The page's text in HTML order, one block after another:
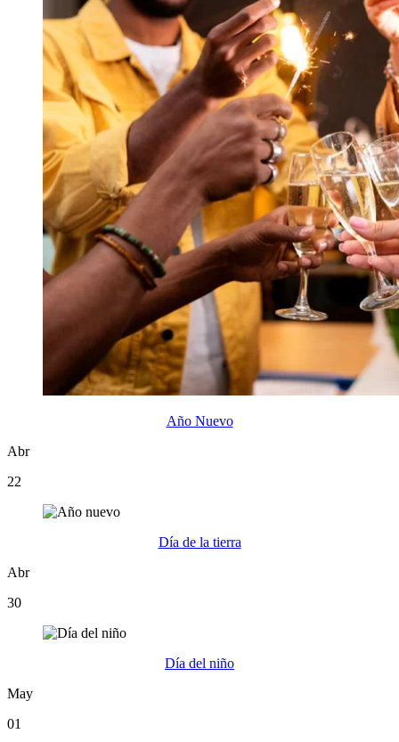
Año Nuevo
Abr
22
Día de la tierra
Abr
30
Día del niño
May
01